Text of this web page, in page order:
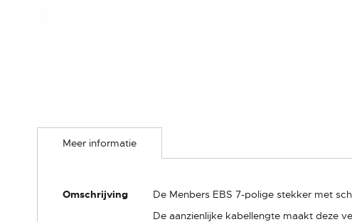
naar
afbeeldingen-
Meer informatie
Meer
informatie
Omschrijving
De Menbers EBS 7-polige stekker met
De aanzienlijke kabellengte maakt deze